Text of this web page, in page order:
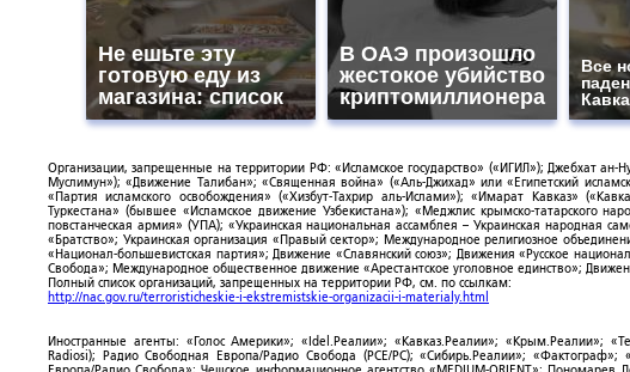
Не ешьте эту
готовую еду из
магазина: список
В ОАЭ произошло
жестокое убийство
криптомиллионера
Все
Организации, запрещенные на территории РФ: «Исламское государство» («ИГИЛ»); Джебхат
Муслимун»); «Движение Талибан»; «Священная война» («Аль-Джихад» или «Египетский
«Партия исламского освобождения» («Хизбут-Тахрир аль-Ислами»); «Имарат Кавказ»
Туркестана» (бывшее «Исламское движение Узбекистана»); «Меджлис крымско-татарского
повстанческая армия» (УПА); «Украинская национальная ассамблея – Украинская народная
«Братство»; Украинская организация «Правый сектор»; Международное религиозное
«Национал-большевистская партия»; Движение «Славянский союз»; Движения «Русское
Свобода»; Международное общественное движение «Арестантское уголовное единство»;
Полный список организаций, запрещенных на территории РФ, см. по ссылкам:
http://nac.gov.ru/terroristicheskie-i-ekstremistskie-organizacii-i-materialy.html
Иностранные агенты: «Голос Америки»; «Idel.Реалии»; «Кавказ.Реалии»; «Крым.Реалии»;
Radiosi); Радио Свободная Европа/Радио Свобода (PCE/PC); «Сибирь.Реалии»;